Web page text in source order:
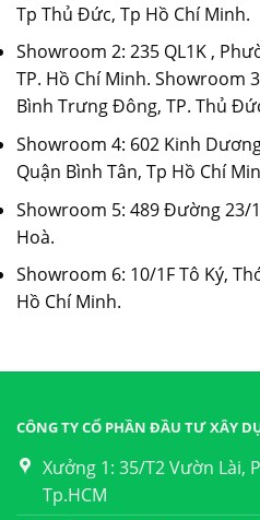
Tp Thủ Đức, Tp Hồ Chí Minh.
Showroom 2: 235 QL1K ,
TP. Hồ Chí Minh. Showroom
Bình Trưng Đông, TP. Thủ
Showroom 4: 602 Kinh
Quận Bình Tân, Tp Hồ Chí
Showroom 5: 489 Đường 23/
Hoà.
Showroom 6: 10/1F Tô Ký,
Hồ Chí Minh.
CÔNG TY CỔ PHẦN ĐẦU TƯ XÂY
Xưởng 1: 35/T2 Vườn Lài,
Tp.HCM